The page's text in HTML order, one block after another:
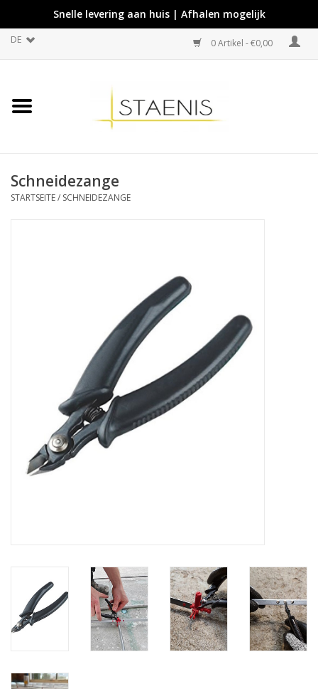
Snelle levering aan huis | Afhalen mogelijk
DE 0 Artikel - €0,00
Schneidezange
STARTSEITE/ SCHNEIDEZANGE